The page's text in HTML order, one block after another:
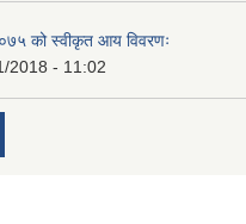
को स्वीकृत आय विवरणः
2018 - 11:02